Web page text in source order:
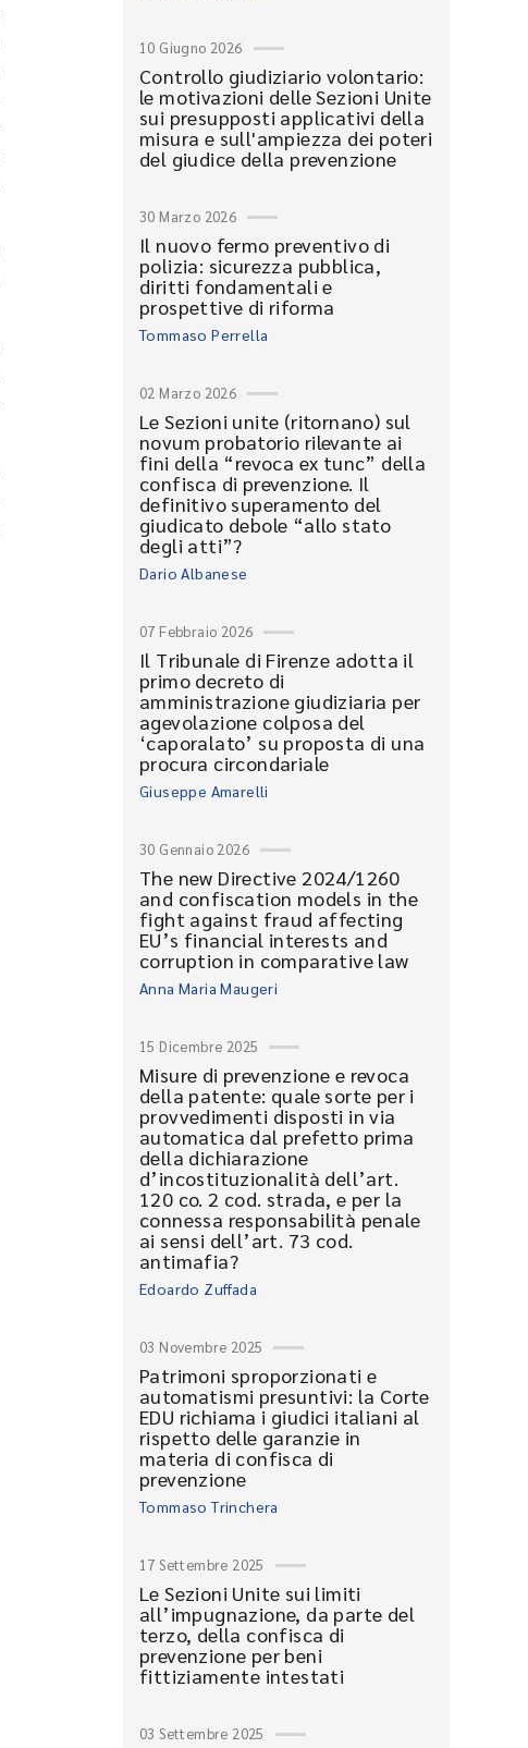
10 Giugno 2026
Controllo giudiziario volontario:
le motivazioni delle Sezioni Unite
sui presupposti applicativi della
misura e sull'ampiezza dei poteri
del giudice della prevenzione
30 Marzo 2026
Il nuovo fermo preventivo di
polizia: sicurezza pubblica,
diritti fondamentali e
prospettive di riforma
Tommaso Perrella
02 Marzo 2026
Le Sezioni unite (ritornano) sul
novum probatorio rilevante ai
fini della “revoca ex tunc” della
confisca di prevenzione. Il
definitivo superamento del
giudicato debole “allo stato
degli atti”?
Dario Albanese
07 Febbraio 2026
Il Tribunale di Firenze adotta il
primo decreto di
amministrazione giudiziaria per
agevolazione colposa del
‘caporalato’ su proposta di una
procura circondariale
Giuseppe Amarelli
30 Gennaio 2026
The new Directive 2024/1260
and confiscation models in the
fight against fraud affecting
EU’s financial interests and
corruption in comparative law
Anna Maria Maugeri
15 Dicembre 2025
Misure di prevenzione e revoca
della patente: quale sorte per i
provvedimenti disposti in via
automatica dal prefetto prima
della dichiarazione
d’incostituzionalità dell’art.
120 co. 2 cod. strada, e per la
connessa responsabilità penale
ai sensi dell’art. 73 cod.
antimafia?
Edoardo Zuffada
03 Novembre 2025
Patrimoni sproporzionati e
automatismi presuntivi: la Corte
EDU richiama i giudici italiani al
rispetto delle garanzie in
materia di confisca di
prevenzione
Tommaso Trinchera
17 Settembre 2025
Le Sezioni Unite sui limiti
all’impugnazione, da parte del
terzo, della confisca di
prevenzione per beni
fittiziamente intestati
03 Settembre 2025